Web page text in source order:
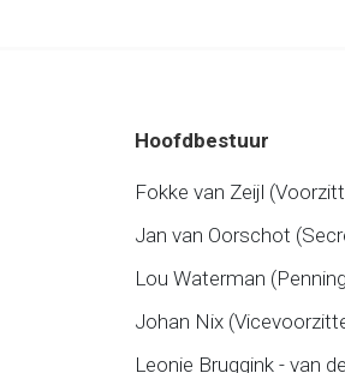
Hoofdbestuur
Fokke van Zeijl
Jan van Oorschot
Lou Waterman
Johan Nix
Leonie Bruggink - van